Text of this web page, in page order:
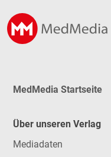
MedMedia Startseite
Über unseren Verlag
Mediadaten